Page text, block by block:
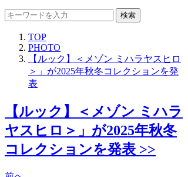
検索
TOP
PHOTO
【ルック】＜メゾン ミハラヤスヒロ
＞」が2025年秋冬コレクションを発
表
【ルック】＜メゾン ミハラ
ヤスヒロ＞」が2025年秋冬
コレクションを発表 >>